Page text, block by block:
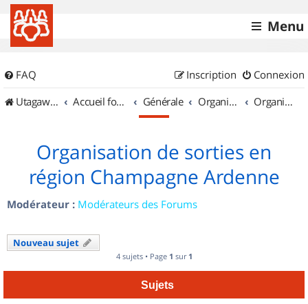
Menu
FAQ Connexion
Inscription
UtagawaVTT (Randos VTT et VTTAE avec traces GPS)
Accueil forum Générale Organisation de sorties & Recherche de partenaires Organisation de sorties en région Champagne Ardenne
Organisation de sorties en
région Champagne Ardenne
Modérateur : Modérateurs des Forums
Nouveau sujet
4 sujets • Page 1 sur 1
Sujets